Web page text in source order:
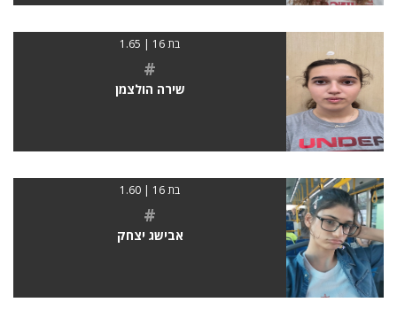
בת 16 | 1.65
#
שירה הולצמן
בת 16 | 1.60
#
אבישג יצחק